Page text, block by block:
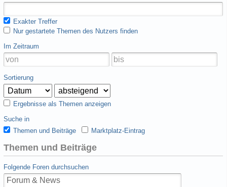
Exakter Treffer
Nur gestartete Themen des Nutzers finden
Im Zeitraum
Sortierung
Ergebnisse als Themen anzeigen
Suche in
Themen und Beiträge
Marktplatz-Eintrag
Themen und Beiträge
Folgende Foren durchsuchen